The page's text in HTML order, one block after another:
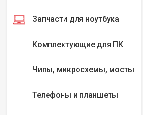
Запчасти для ноутбука
Комплектующие для ПК
Чипы, микросхемы, мосты
Телефоны и планшеты